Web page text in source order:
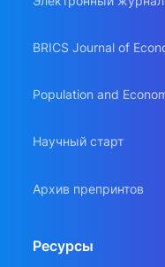
BRICS Journal of
Population and
Научный старт
Архив препринтов
Ресурсы